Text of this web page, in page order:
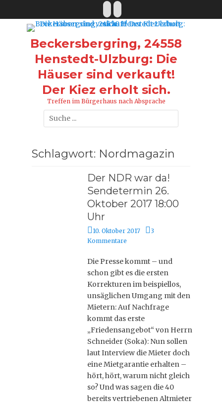
Inhalt
springen
Mail
Beckersbergring, 24558
Henstedt-Ulzburg: Die
Häuser sind verkauft!
Der Kiez erholt sich.
Treffen im Bürgerhaus nach Absprache
Suche
nach:
Schlagwort: Nordmagazin
Der NDR war da!
Sendetermin 26.
Oktober 2017 18:00
Uhr
o
t
e
d
n
10. Oktober 2017
3
Kommentare
Die Presse kommt – und
schon gibt es die ersten
Korrekturen im beispiellos,
unsäglichen Umgang mit den
Mietern: Auf Nachfrage
kommt das erste
„Friedensangebot“ von Herrn
Schneider (Soka): Nun sollen
laut Interview die Mieter doch
eine Mietgarantie erhalten –
hört, hört, warum nicht gleich
so? Und was sagen die 40
bereits vertriebenen Altmieter